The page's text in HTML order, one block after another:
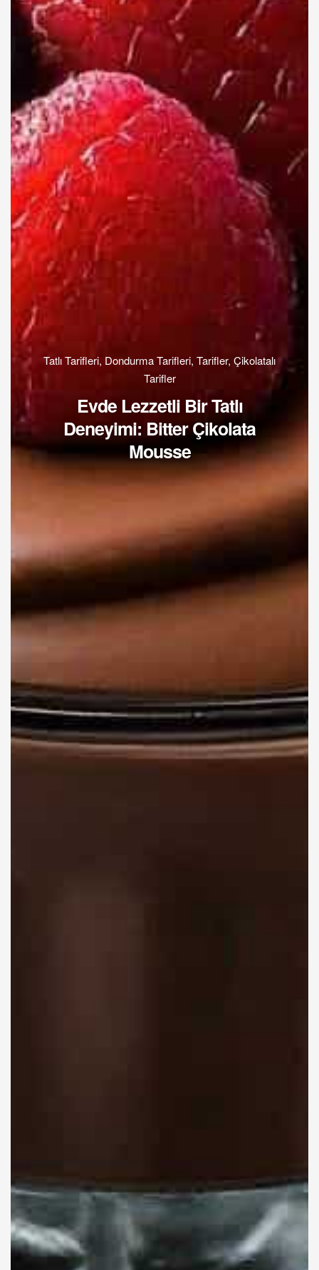
Tatlı Tarifleri, Dondurma Tarifleri, Tarifler, Çikolatalı
Tarifler
Evde Lezzetli Bir Tatlı
Deneyimi: Bitter Çikolata
Mousse